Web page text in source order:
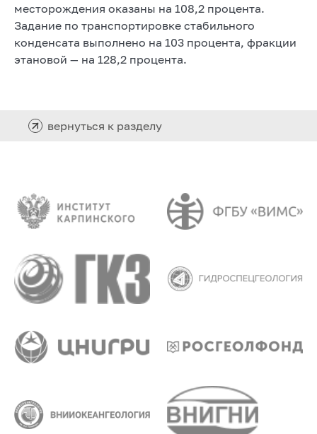
месторождения оказаны на 108,2 процента.
Задание по транспортировке стабильного
конденсата выполнено на 103 процента, фракции
этановой — на 128,2 процента.
вернуться к разделу